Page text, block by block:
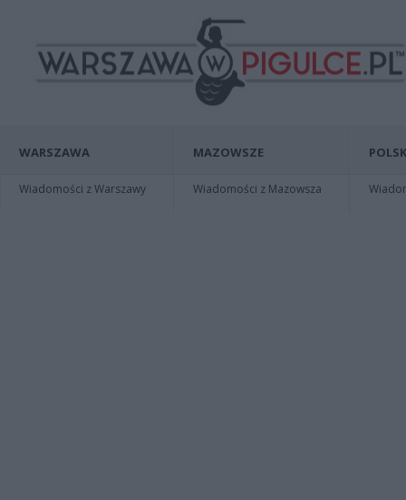
WARSZAWA
Wiadomości z Warszawy
MAZOWSZE
Wiadomości z Mazowsza